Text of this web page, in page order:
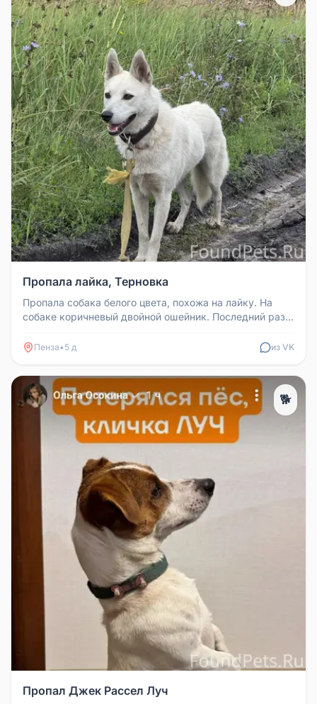
Пропала лайка, Терновка
Пропала собака белого цвета, похожа на лайку. На
собаке коричневый двойной ошейник. Последний раз
Пенза• 5 д из VK
🐕
Пропал Джек Рассел Луч